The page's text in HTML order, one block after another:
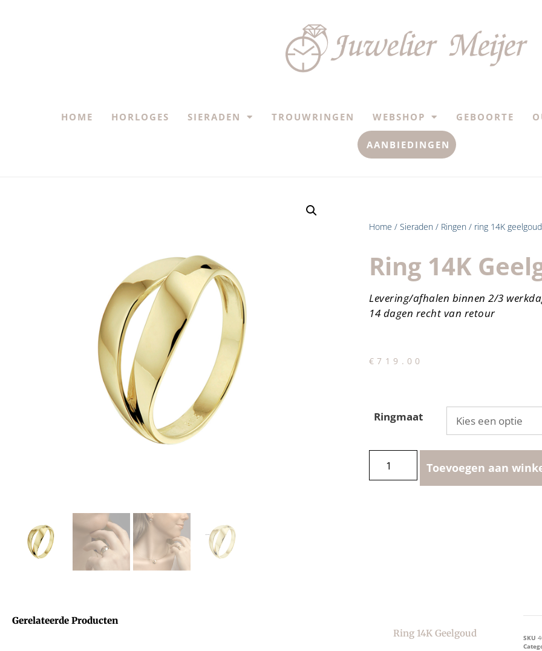
HOME HORLOGES SIERADEN TROUWRINGEN WEBSHOP GEBOORTE
AANBIEDINGEN
Home / Sieraden / Ringen / ring 14K geelgoud
Ring 14K
Levering/afhalen binnen 2/3
14 dagen recht van retour
€719.00
Ringmaat
Toevoegen aan
Gerelateerde Producten
Ring 14K Geelgoud SKU